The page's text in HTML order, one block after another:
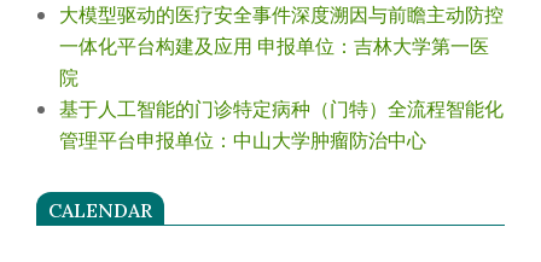
大模型驱动的医疗安全事件深度溯因与前瞻主动防控
一体化平台构建及应用 申报单位：吉林大学第一医
院
基于人工智能的门诊特定病种（门特）全流程智能化
管理平台申报单位：中山大学肿瘤防治中心
CALENDAR